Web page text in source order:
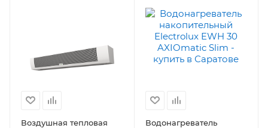
Воздушная тепловая
Водонагреватель